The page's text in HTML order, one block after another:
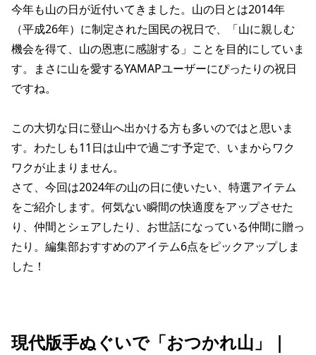
今年も山の日が近付いてきました。山の日とは2014年
（平成26年）に制定された国民の祝日で、「山に親しむ
機会を得て、山の恩恵に感謝する」ことを目的にしていま
す。まさに山を愛するYAMAPユーザーにぴったりの祝日
ですね。
この大切な日に登山へ出かける方も多いのではと思いま
す。わたしも11日は山中で過ごす予定で、いまからワク
ワクが止まりません。
さて、今回は2024年の山の日に使いたい、特選アイテム
をご紹介します。何気ない瞬間の快適度をアップさせた
り、仲間とシェアしたり、お世話になっている仲間に贈っ
たり。編集部おすすめのアイテム6点をピックアップしま
した！
現代版手ぬぐいで「おつかれ山」｜